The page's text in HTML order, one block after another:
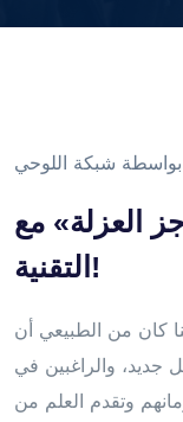
بواسطة شبكة اللوحي
العزلة» مع
التقنية!
كان من الطبيعي أن
جديد، والراغبين في
وتقدم العلم من